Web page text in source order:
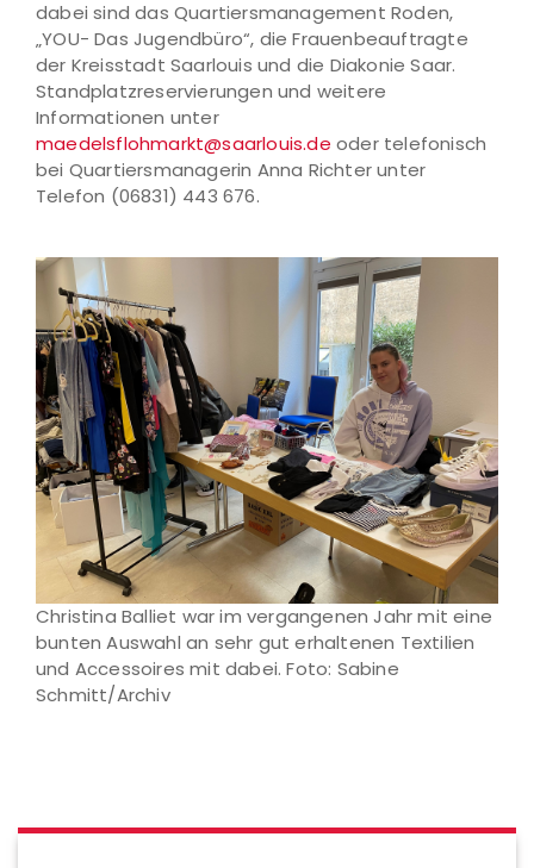
dabei sind das Quartiersmanagement Roden,
„YOU- Das Jugendbüro“, die Frauenbeauftragte
der Kreisstadt Saarlouis und die Diakonie Saar.
Standplatzreservierungen und weitere
Informationen unter
maedelsflohmarkt@saarlouis.de oder telefonisch
bei Quartiersmanagerin Anna Richter unter
Telefon (06831) 443 676.
Christina Balliet war im vergangenen Jahr mit eine
bunten Auswahl an sehr gut erhaltenen Textilien
und Accessoires mit dabei. Foto: Sabine
Schmitt/Archiv